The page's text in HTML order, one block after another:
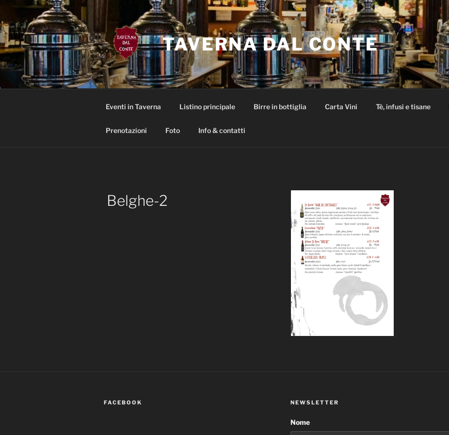
contenuto
TAVERNA DAL CONTE
Eventi in Taverna Listino principale Birre in bottiglia Carta Vini Tè, infusi e tisane
Prenotazioni Foto Info & contatti
Belghe-2
FACEBOOK NEWSLETTER
Nome